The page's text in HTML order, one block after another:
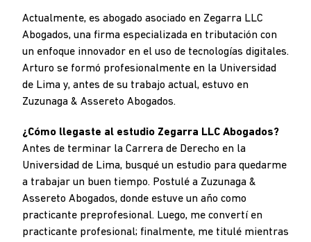
Actualmente, es abogado asociado en Zegarra LLC
Abogados, una firma especializada en tributación con
un enfoque innovador en el uso de tecnologías digitales.
Arturo se formó profesionalmente en la Universidad
de Lima y, antes de su trabajo actual, estuvo en
Zuzunaga & Assereto Abogados.
¿Cómo llegaste al estudio Zegarra LLC Abogados?
Antes de terminar la Carrera de Derecho en la
Universidad de Lima, busqué un estudio para quedarme
a trabajar un buen tiempo. Postulé a Zuzunaga &
Assereto Abogados, donde estuve un año como
practicante preprofesional. Luego, me convertí en
practicante profesional; finalmente, me titulé mientras